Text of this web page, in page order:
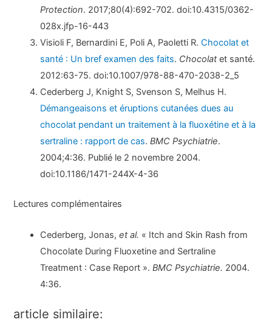
Protection. 2017;80(4):692-702. doi:10.4315/0362-
028x.jfp-16-443
Visioli F, Bernardini E, Poli A, Paoletti R.Chocolat et
santé : Un bref examen des faits. Chocolatet santé.
2012:63-75. doi:10.1007/978-88-470-2038-2_5
Cederberg J, Knight S, Svenson S, Melhus H.
Démangeaisons et éruptions cutanées dues au
chocolat pendant un traitement à la fluoxétine et à la
sertraline : rapport de cas.BMC Psychiatrie.
2004;4:36. Publié le 2 novembre 2004.
doi:10.1186/1471-244X-4-36
Lectures complémentaires
Cederberg, Jonas,et al. « Itch and Skin Rash from
Chocolate During Fluoxetine and Sertraline
Treatment : Case Report ».BMC Psychiatrie. 2004.
4:36.
article similaire: